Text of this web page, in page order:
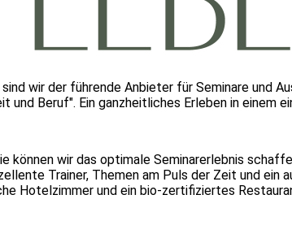
wir der führende Anbieter für Seminare und
und Beruf". Ein ganzheitliches Erleben in einem
können wir das optimale Seminarerlebnis
Trainer, Themen am Puls der Zeit und ein
Hotelzimmer und ein bio-zertifiziertes